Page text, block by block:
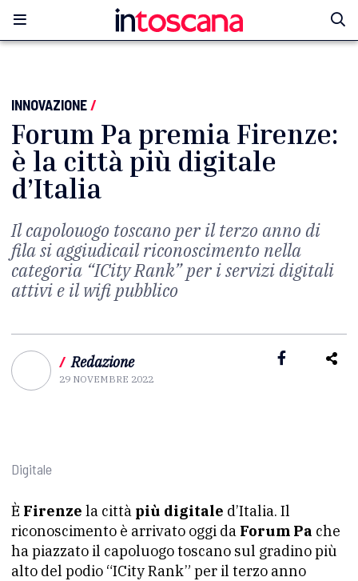
INNOVAZIONE/
Forum Pa premia Firenze:
è la città più digitale
d’Italia
Il capolouogo toscano per il terzo anno di
fila si aggiudicail riconoscimento nella
categoria “ICity Rank” per i servizi digitali
attivi e il wifi pubblico
/ Redazione
29 NOVEMBRE 2022
Digitale
È Firenze la città più digitale d’Italia. Il
riconoscimento è arrivato oggi da Forum Pa che
ha piazzato il capoluogo toscano sul gradino più
alto del podio “ICity Rank” per il terzo anno